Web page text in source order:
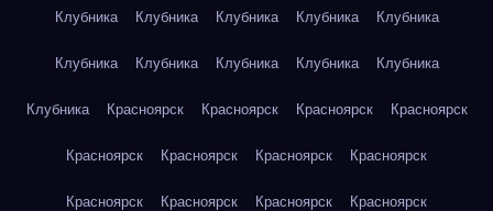
Клубника Клубника Клубника Клубника Клубника
Клубника Клубника Клубника Клубника Клубника
Клубника Красноярск Красноярск Красноярск Красноярск
Красноярск Красноярск Красноярск Красноярск
Красноярск Красноярск Красноярск Красноярск